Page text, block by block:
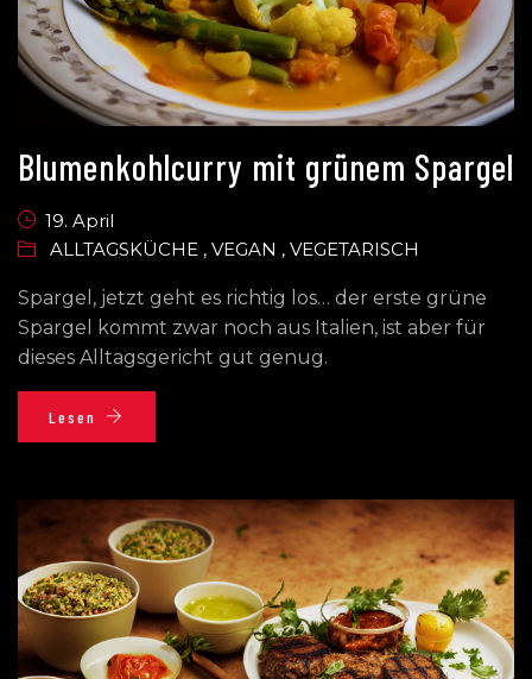
Blumenkohlcurry mit grünem Spargel
19. April
ALLTAGSKÜCHE , VEGAN , VEGETARISCH
Spargel, jetzt geht es richtig los… der erste grüne
Spargel kommt zwar noch aus Italien, ist aber für
dieses Alltagsgericht gut genug.
Lesen